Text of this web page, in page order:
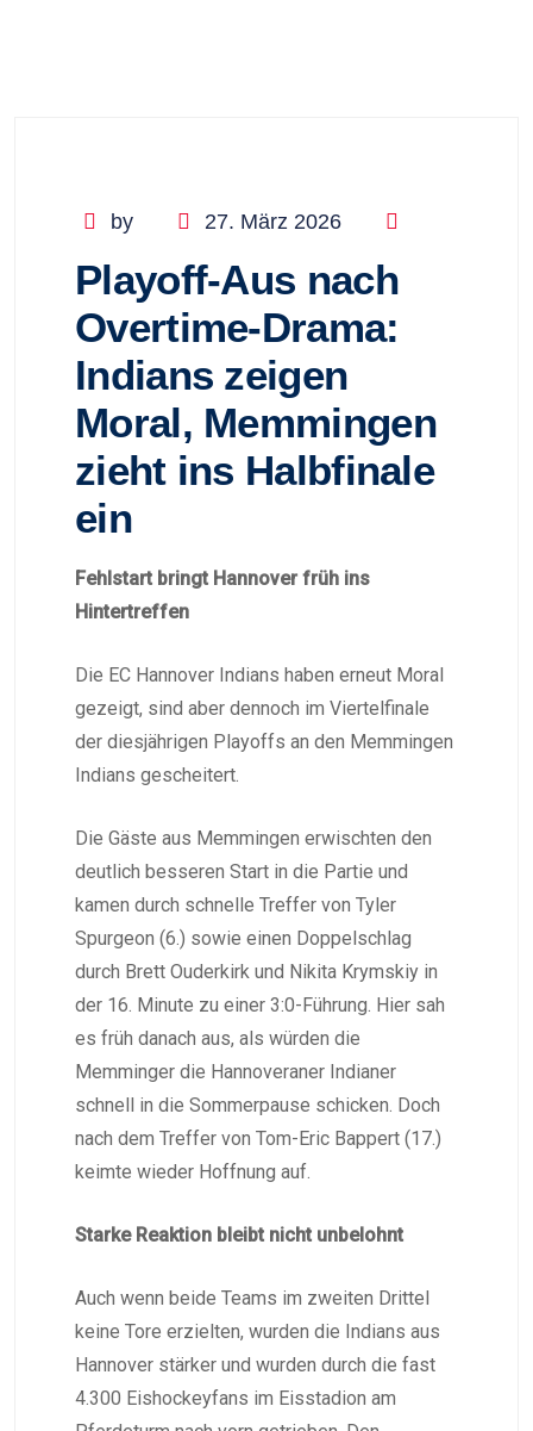
by 27. März 2026
Playoff-Aus nach
Overtime-Drama:
Indians zeigen
Moral, Memmingen
zieht ins Halbfinale
ein
Fehlstart bringt Hannover früh ins
Hintertreffen
Die EC Hannover Indians haben erneut Moral
gezeigt, sind aber dennoch im Viertelfinale
der diesjährigen Playoffs an den Memmingen
Indians gescheitert.
Die Gäste aus Memmingen erwischten den
deutlich besseren Start in die Partie und
kamen durch schnelle Treffer von Tyler
Spurgeon (6.) sowie einen Doppelschlag
durch Brett Ouderkirk und Nikita Krymskiy in
der 16. Minute zu einer 3:0-Führung. Hier sah
es früh danach aus, als würden die
Memminger die Hannoveraner Indianer
schnell in die Sommerpause schicken. Doch
nach dem Treffer von Tom-Eric Bappert (17.)
keimte wieder Hoffnung auf.
Starke Reaktion bleibt nicht unbelohnt
Auch wenn beide Teams im zweiten Drittel
keine Tore erzielten, wurden die Indians aus
Hannover stärker und wurden durch die fast
4.300 Eishockeyfans im Eisstadion am